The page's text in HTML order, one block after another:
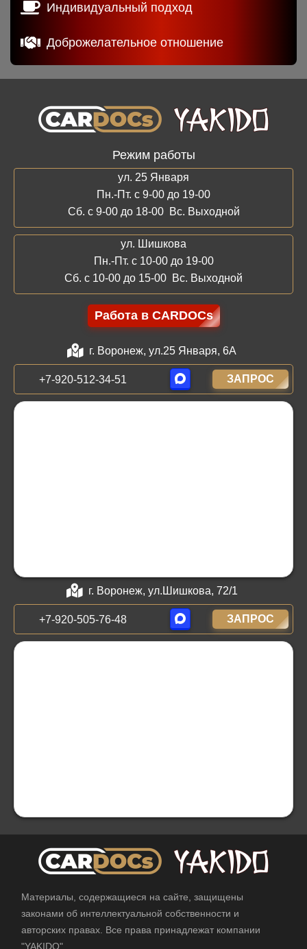
Индивидуальный подход
Доброжелательное отношение
Режим работы
ул. 25 Января
Пн.-Пт. с 9-00 до 19-00
Сб. с 9-00 до 18-00 Вс. Выходной
ул. Шишкова
Пн.-Пт. с 10-00 до 19-00
Сб. с 10-00 до 15-00 Вс. Выходной
Работа в CARDOCs
г. Воронеж, ул.25 Января, 6А
+7-920-512-34-51 ЗАПРОС
г. Воронеж, ул.Шишкова, 72/1
+7-920-505-76-48 ЗАПРОС
Материалы, содержащиеся на сайте, защищены
законами об интеллектуальной собственности и
авторских правах. Все права принадлежат компании
"YAKIDO"